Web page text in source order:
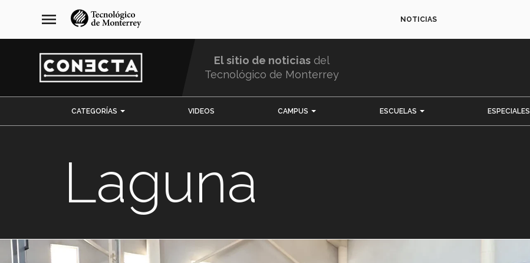
navegación
principal
menu NOTICIAS
El sitio de noticias del
Tecnológico de Monterrey
CATEGORÍAS VIDEOS CAMPUS ESCUELAS ESPECIALES
Laguna